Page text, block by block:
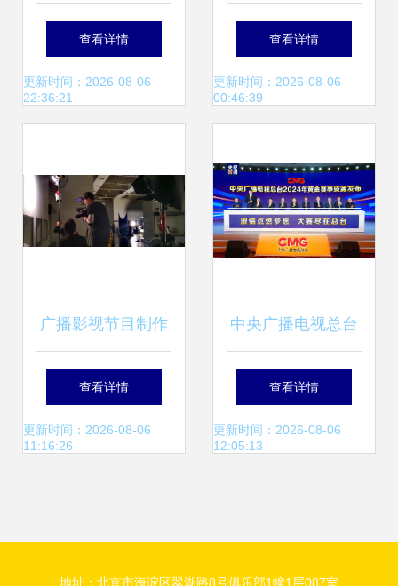
经营与管理浅析
查看详情
更新时间：2026-08-06
22:36:21
录奋进征程——中
央广播电视总台财
精品节目片单正式
发布
查看详情
更新时间：2026-08-06
00:46:39
广播影视节目制作
专业 开启广播电视
节目制作与经营新
查看详情
更新时间：2026-08-06
11:16:26
中央广播电视总台
2024年黄金赛事资
源发布，中法艺术
查看详情
更新时间：2026-08-06
12:05:13
地址：北京市海淀区翠湖路8号俱乐部1幢1层087室